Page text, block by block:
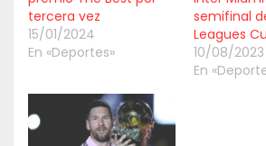
tercera vez
15/01/2024
En «Deportes»
semifinal
Leagues
10/08/2023
En